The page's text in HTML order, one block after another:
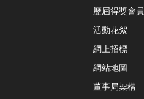
歷屆得獎會員
活動花絮
網上招標
網站地圖
董事局架構